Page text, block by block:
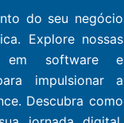
do seu negócio
Explore nossas
em software e
impulsionar a
Descubra como